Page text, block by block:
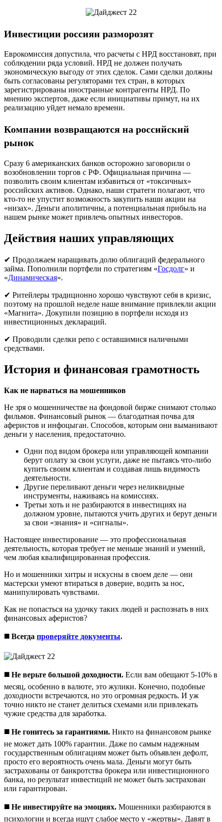
Инвестиции россиян разморозят
Еврокомиссия допустила, что расчеты с НРД восстановят, при
соблюдении ряда условий. НРД не должен получать
экономическую выгоду от этих сделок. Сами сделки должны
быть согласованы регуляторами тех стран, в которых
зарегистрированы иностранные контрагенты НРД. По
мнению экспертов, даже если инициативы примут, на их
реализацию уйдет немало времени.
Компании возвращаются на российский
рынок
Сразу 6 американских банков осторожно заговорили о
возобновлении торгов с РФ. Официальная причина —
позволить своим клиентам избавиться от «токсичных»
российских активов. Однако, наши стратеги полагают, что
кто-то не упустит возможность закупить наши акции на
«низах». Деньги аполитичны, а потенциальная прибыль на
нашем рынке может привлечь опытных инвесторов.
Действия наших управляющих
✔ Продолжаем наращивать долю облигаций федерального
займа. Пополнили портфели по стратегиям «Госдолг» и
«Динамическая».
✔ Ритейлеры традиционно хорошо чувствуют себя в кризис,
поэтому на прошлой неделе наше внимание привлекли акции
«Магнита». Докупили позицию в портфели исходя из
инвестиционных деклараций.
✔ Проводили сделки репо с оставшимися наличными
средствами.
История и финансовая грамотность
Как не нарваться на мошенников
Не зря о мошенничестве на фондовой бирже снимают столько
фильмов. Финансовый рынок — благодатная почва для
аферистов и инфоцыган. Способов, которым они выманивают
деньги у населения, предостаточно.
Одни под видом брокера или управляющей компании
берут оплату за свои услуги, даже не пытаясь что-либо
купить своим клиентам и создавая лишь видимость
деятельности.
Другие переливают деньги через неликвидные
инструменты, наживаясь на комиссиях.
Третьи хоть и не разбираются в инвестициях на
должном уровне, пытаются учить других и берут деньги
за свои «знания» и «сигналы».
Настоящее инвестирование — это профессиональная
деятельность, которая требует не меньше знаний и умений,
чем любая квалифицированная профессия.
Но и мошенники хитры и искусны в своем деле — они
мастерски умеют втираться в доверие, водить за нос,
манипулировать чувствами.
Как не попасться на удочку таких людей и распознать в них
финансовых аферистов?
◼️ Всегда проверяйте документы.
◼️ Не верьте большой доходности. Если вам обещают 5-10% в
месяц, особенно в валюте, это жулики. Конечно, подобные
доходности встречаются, но это огромная редкость. И уж
точно никто не станет делиться схемами или привлекать
чужие средства для заработка.
◼️ Не гонитесь за гарантиями. Никто на финансовом рынке
не может дать 100% гарантии. Даже по самым надежным
государственным облигациям может быть объявлен дефолт,
просто его вероятность очень мала. Деньги могут быть
застрахованы от банкротства брокера или инвестиционного
банка, но результат инвестиций не может быть застрахован
или гарантирован.
◼️ Не инвестируйте на эмоциях. Мошенники разбираются в
психологии и всегда ищут слабое место у «жертвы». Давят в